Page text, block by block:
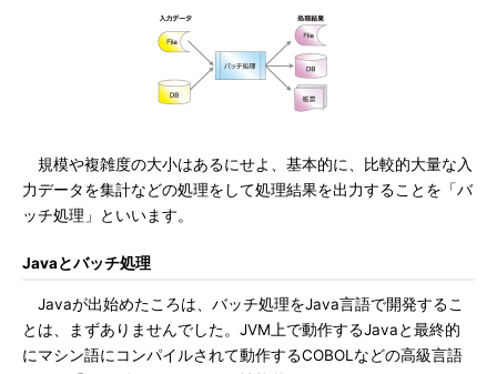
規模や複雑度の大小はあるにせよ、基本的に、比較的大量な入
力データを集計などの処理をして処理結果を出力することを「バ
ッチ処理」といいます。
Javaとバッチ処理
Javaが出始めたころは、バッチ処理をJava言語で開発するこ
とは、まずありませんでした。JVM上で動作するJavaと最終的
にマシン語にコンパイルされて動作するCOBOLなどの高級言語